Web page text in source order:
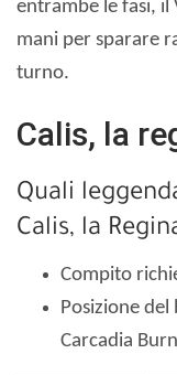
entrambe le fasi, il
mani per sparare
turno.
Calis, la
Quali
Calis, la
Compito
Posizione del
Carcadia Burn